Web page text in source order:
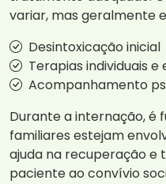
variar, mas geralmente
Desintoxicação inicial
Terapias individuais e
Acompanhamento
Durante a internação, é
familiares estejam
ajuda na recuperação e
paciente ao convívio